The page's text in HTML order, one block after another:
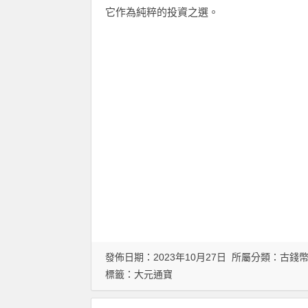
它作為純粹的投資之選。
發佈日期：2023年10月27日 所屬分類： 古錢幣
標籤： 大元通寶